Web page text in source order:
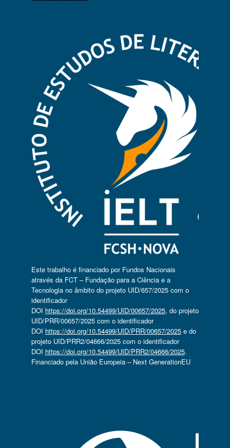
Este trabalho é financiado por Fundos Nacionais
através da FCT – Fundação para a Ciência e a
Tecnologia no âmbito do projeto UID/657/2025 com o
identificador
DOI https://doi.org/10.54499/UID/00657/2025, do projeto
UID/PRR/00657/2025 com o identificador
DOI https://doi.org/10.54499/UID/PRR/00657/2025e do
projeto UID/PRR2/04666/2025 com o identificador
DOI https://doi.org/10.54499/UID/PRR2/04666/2025.
Financiado pela União Europeia – Next GenerationEU